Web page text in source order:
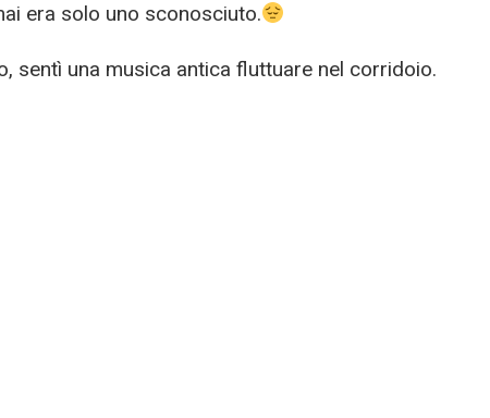
era solo uno sconosciuto.
sentì una musica antica fluttuare nel corridoio.